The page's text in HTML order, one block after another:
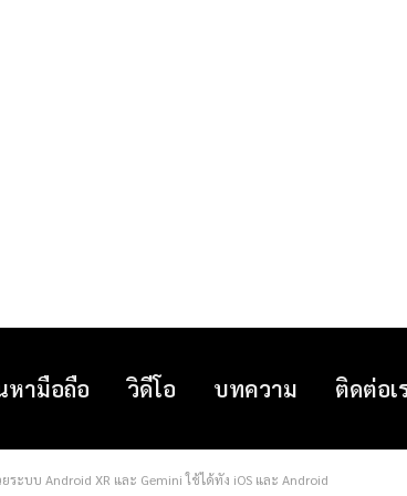
หามือถือ วิดีโอ บทความ ติดต่อเ
ะบบ Android XR และ Gemini ใช้ได้ทั้ง iOS และ Android